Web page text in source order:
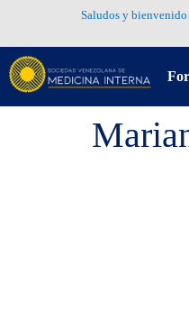
Saludos y